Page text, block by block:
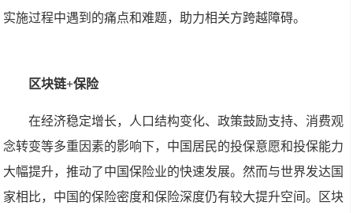
实施过程中遇到的痛点和难题，助力相关方跨越障碍。
区块链+保险
在经济稳定增长，人口结构变化、政策鼓励支持、消费观
念转变等多重因素的影响下，中国居民的投保意愿和投保能力
大幅提升，推动了中国保险业的快速发展。然而与世界发达国
家相比，中国的保险密度和保险深度仍有较大提升空间。区块